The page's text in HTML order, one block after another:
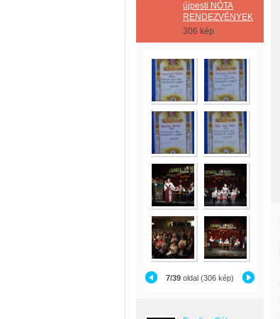
újpesti NÓTA
RENDEZVÉNYEK
306 kép
7/39 oldal (306 kép)